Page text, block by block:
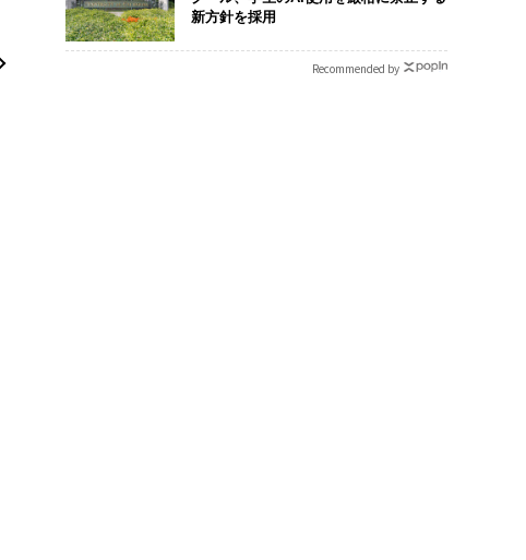
ィングの本質だ レバレ
ジーズが実践する、次世
代ファームの全貌
スパシオが描く、新しい
日本のラグジュアリー
（前編）
のキャリアに
ティブのキャ
る1日
新方針を採用
Recommended by